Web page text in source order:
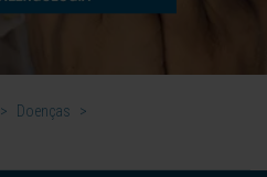
> Doenças
>